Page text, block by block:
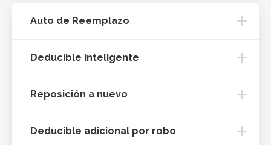
Auto de Reemplazo
Deducible inteligente
Reposición a nuevo
Deducible adicional por robo